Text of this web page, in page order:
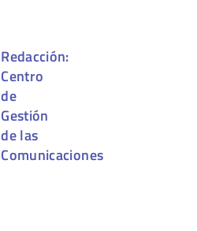
Redacción:
Centro
de
Gestión
de las
Comunicaciones